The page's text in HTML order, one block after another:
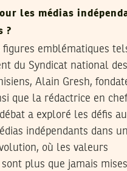
les médias
?
figures emblématiques
du Syndicat national des
Alain Gresh,
que la rédactrice en
a exploré les défis
indépendants dans
où les valeurs
plus que jamais